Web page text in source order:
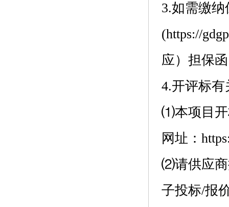
3.如需缴
(https://
应）担保
4.开评标有
⑴本项目开
网址：
⑵请供应商
子投标/报